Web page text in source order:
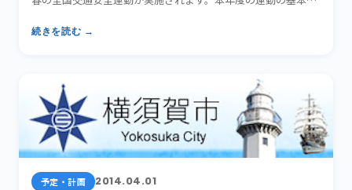
続きを読む →
予定・計画 2014.04.01